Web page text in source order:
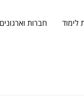
לימוד חברות וארגונים